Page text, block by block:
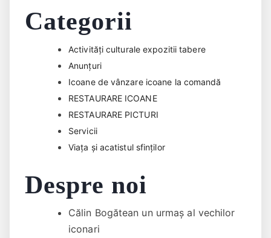
Categorii
Activități culturale expozitii tabere
Anunțuri
Icoane de vânzare icoane la comandă
RESTAURARE ICOANE
RESTAURARE PICTURI
Servicii
Viața și acatistul sfinților
Despre noi
Călin Bogătean un urmaş al vechilor
iconari